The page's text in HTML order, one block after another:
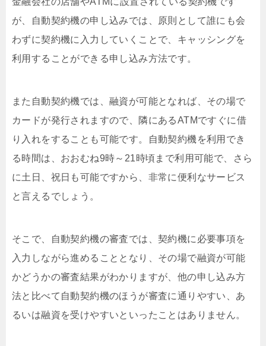
が、自動契約機の申し込みでは、原則として誰にも会
わずに契約機に入力していくことで、キャッシングを
利用することができる申し込み方法です。
また自動契約機では、融資が可能となれば、その場で
カードが発行されますので、隣にあるATMですぐに借
り入れをすることも可能です。自動契約機を利用でき
る時間は、おおむね9時～21時頃まで利用可能で、さら
に土日、祝日も可能ですから、非常に便利なサービス
と言えるでしょう。
そこで、自動契約機の審査では、契約機に必要事項を
入力しながら進めることとなり、その場で融資が可能
かどうかの審査結果がわかりますが、他の申し込み方
法と比べて自動契約機のほうが審査に通りやすい、あ
るいは融資を受けやすいといったことはありません。